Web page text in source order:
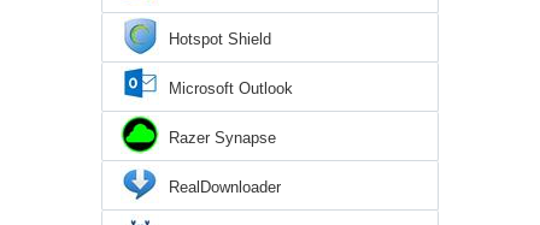
Hotspot Shield
Microsoft Outlook
Razer Synapse
RealDownloader